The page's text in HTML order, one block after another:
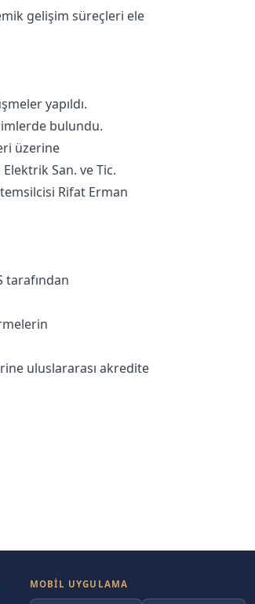
gelişim süreçleri ele
yapıldı.
bulundu.
üzerine
San. ve Tic.
Rifat Erman
tarafından
uluslararası akredite
MOBIL UYGULAMA